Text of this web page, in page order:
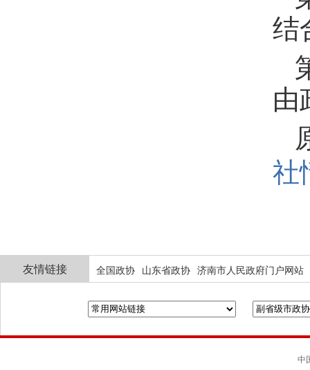
结
由
社
友情链接 全国政协 山东省政协 济南市人民政府门户网站
中